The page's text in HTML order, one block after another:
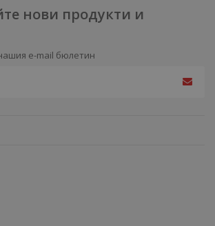
нови продукти и
e-mail бюлетин